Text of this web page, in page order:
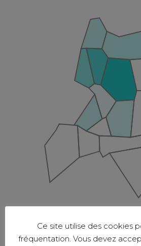
Ce site utilise des cookies
fréquentation. Vous devez